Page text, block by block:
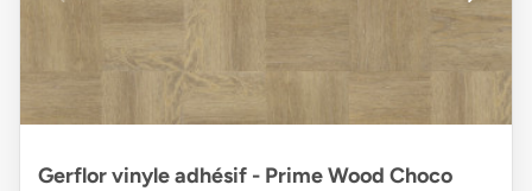
Gerflor vinyle adhésif - Prime Wood Choco